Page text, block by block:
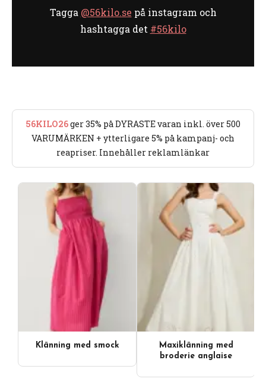
Tagga @56kilo.se på instagram och
hashtagga det #56kilo
56KILO26ger 35% på DYRASTE varan inkl. över 500
VARUMÄRKEN + ytterligare 5% på kampanj- och
reapriser. Innehåller reklamlänkar
Klänning med smock
Maxiklänning med
broderie anglaise